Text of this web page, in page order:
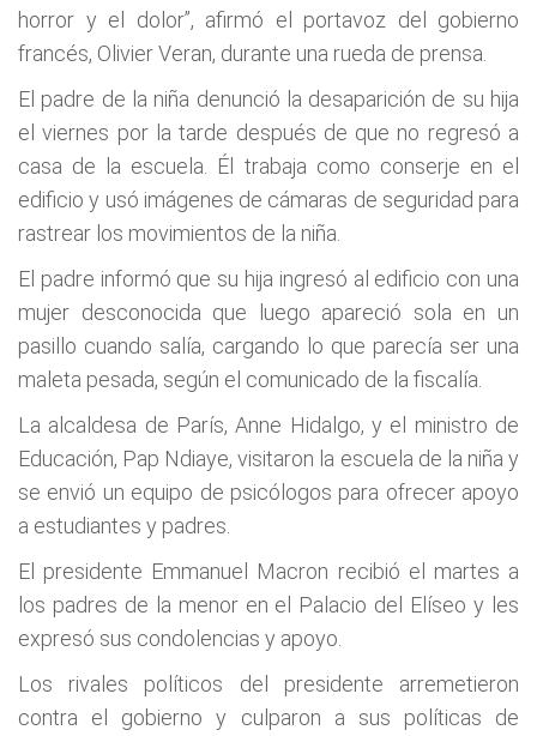
horror y el dolor”, afirmó el portavoz del gobierno
francés, Olivier Veran, durante una rueda de prensa.
El padre de la niña denunció la desaparición de su hija
el viernes por la tarde después de que no regresó a
casa de la escuela. Él trabaja como conserje en el
edificio y usó imágenes de cámaras de seguridad para
rastrear los movimientos de la niña.
El padre informó que su hija ingresó al edificio con una
mujer desconocida que luego apareció sola en un
pasillo cuando salía, cargando lo que parecía ser una
maleta pesada, según el comunicado de la fiscalía.
La alcaldesa de París, Anne Hidalgo, y el ministro de
Educación, Pap Ndiaye, visitaron la escuela de la niña y
se envió un equipo de psicólogos para ofrecer apoyo
a estudiantes y padres.
El presidente Emmanuel Macron recibió el martes a
los padres de la menor en el Palacio del Elíseo y les
expresó sus condolencias y apoyo.
Los rivales políticos del presidente arremetieron
contra el gobierno y culparon a sus políticas de